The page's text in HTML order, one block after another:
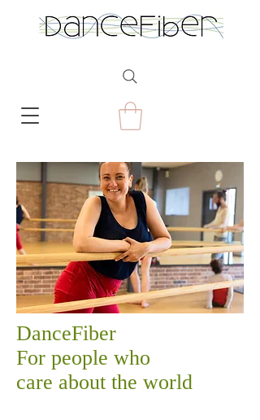
DanceFiber
For people who
care about the world